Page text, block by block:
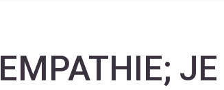
EMPATHIE;